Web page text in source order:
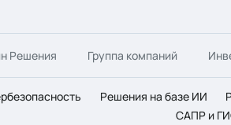
Решения Группа компаний
Решения на базе ИИ
САПР и